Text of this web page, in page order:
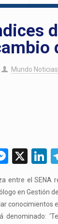
Mundo Noticias
X
entre el SENA
en Gestión
conocimientos
denominado: